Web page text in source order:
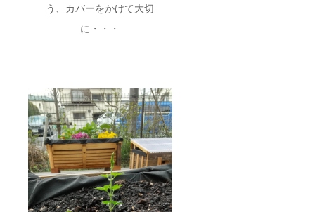
う、カバーをかけて大切
に・・・